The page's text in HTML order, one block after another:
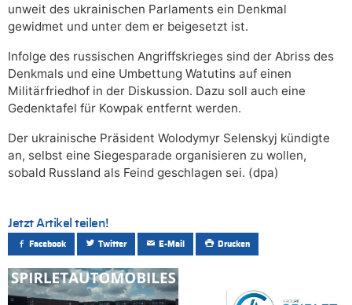
unweit des ukrainischen Parlaments ein Denkmal
gewidmet und unter dem er beigesetzt ist.
Infolge des russischen Angriffskrieges sind der Abriss des
Denkmals und eine Umbettung Watutins auf einen
Militärfriedhof in der Diskussion. Dazu soll auch eine
Gedenktafel für Kowpak entfernt werden.
Der ukrainische Präsident Wolodymyr Selenskyj kündigte
an, selbst eine Siegesparade organisieren zu wollen,
sobald Russland als Feind geschlagen sei. (dpa)
Jetzt Artikel teilen!
Facebook Twitter E-Mail Drucken